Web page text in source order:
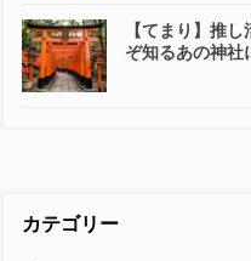
【てまり】推
ぞ知るあの神社
カテゴリー